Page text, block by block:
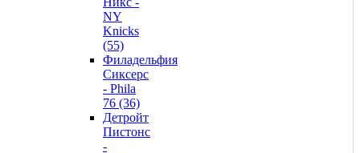
NY
Knicks
(55)
Филадельфия
Сиксерс
- Phila
76 (36)
Детройт
Пистонс
-